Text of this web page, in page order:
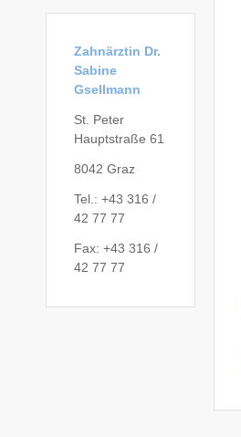
Zahnärztin Dr.
Sabine
Gsellmann
St. Peter
Hauptstraße 61
8042 Graz
Tel.: +43 316 /
42 77 77
Fax: +43 316 /
42 77 77